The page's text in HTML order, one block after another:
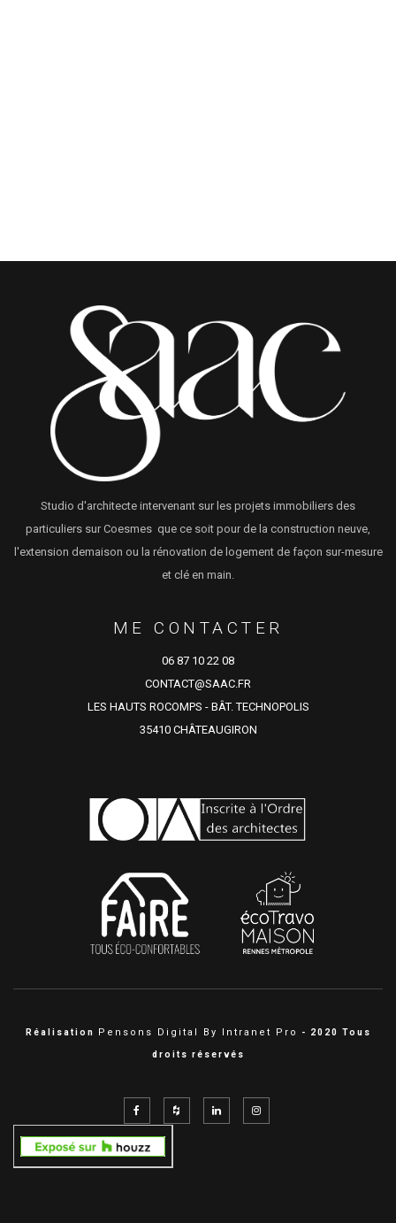
Studio d'architecte intervenant sur les projets immobiliers des
particuliers sur Coesmes que ce soit pour de la construction neuve,
l'extension demaison ou la rénovation de logement de façon sur-mesure
et clé en main.
ME CONTACTER
06 87 10 22 08
CONTACT@SAAC.FR
LES HAUTS ROCOMPS - BÂT. TECHNOPOLIS
35410 CHÂTEAUGIRON
Réalisation Pensons Digital By Intranet Pro - 2020 Tous
droits réservés